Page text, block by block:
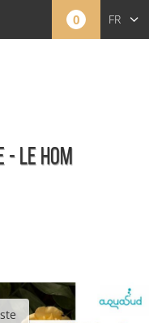
0 FR
- LE HOM